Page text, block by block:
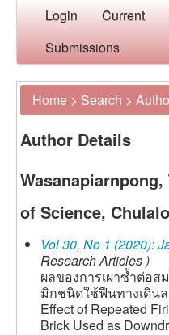
Login Current
Submissions
Home > Search >
Author Details
of Science,
Vol 30, No 1 (2020):
Research Articles )
ผลของการเผาซ้ำต่อ
มิกชนิดใช้ฟืนทางเดิน
Effect of Repeated
Brick Used as